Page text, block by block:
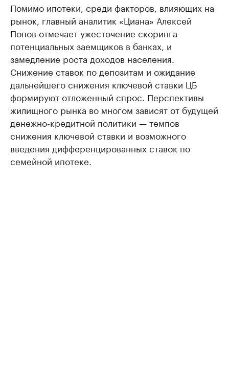
Помимо ипотеки, среди факторов, влияющих на
рынок, главный аналитик «Циана» Алексей
Попов отмечает ужесточение скоринга
потенциальных заемщиков в банках, и
замедление роста доходов населения.
Снижение ставок по депозитам и ожидание
дальнейшего снижения ключевой ставки ЦБ
формируют отложенный спрос. Перспективы
жилищного рынка во многом зависят от будущей
денежно-кредитной политики — темпов
снижения ключевой ставки и возможного
введения дифференцированных ставок по
семейной ипотеке.